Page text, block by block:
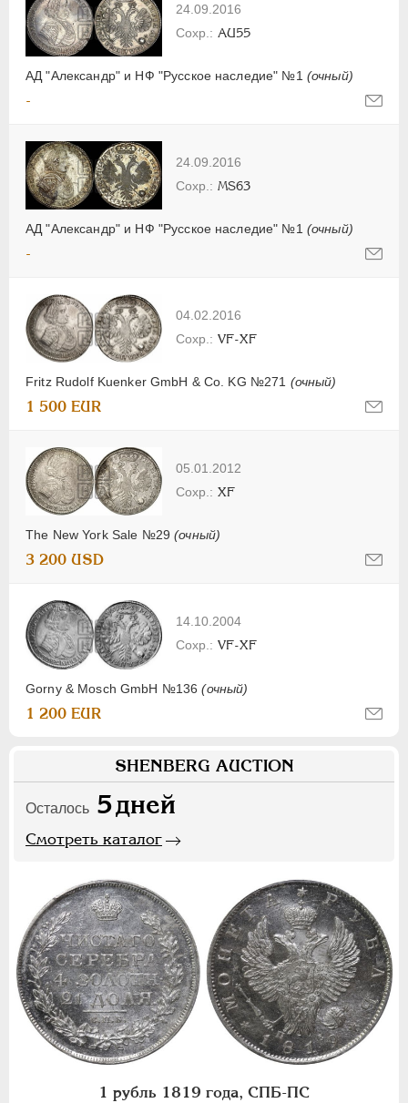
24.09.2016
АД "Александр" и НФ "Русское наследие" №1 (очный)
AU55
-
24.09.2016
АД "Александр" и НФ "Русское наследие" №1 (очный)
MS63
-
04.02.2016
Fritz Rudolf Kuenker GmbH & Co. KG №271 (очный)
VF-XF
1 500 EUR
05.01.2012
The New York Sale №29(очный)
XF
3 200 USD
14.10.2004
Gorny & Mosch GmbH №136(очный)
VF-XF
1 200 EUR
SHENBERG AUCTION
Осталось 5дней
Смотреть каталог
1 рубль 1819 года, СПБ-ПС